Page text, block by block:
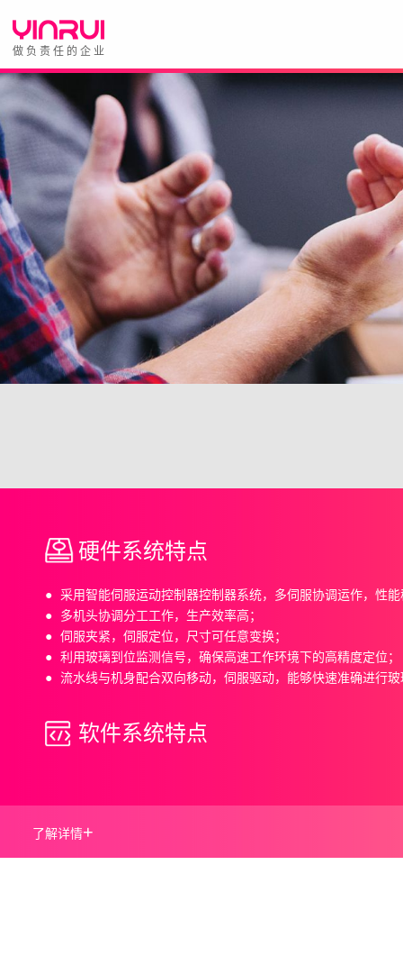
做负责任的企业
硬件系统特点
采用智能伺服运动控制器控制器系统，多伺服协调运作，性
多机头协调分工工作，生产效率高；
伺服夹紧，伺服定位，尺寸可任意变换；
利用玻璃到位监测信号，确保高速工作环境下的高精度定位；
流水线与机身配合双向移动，伺服驱动，能够快速准确进行
软件系统特点
了解详情+